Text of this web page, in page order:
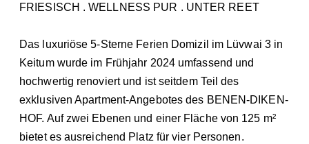
FRIESISCH . WELLNESS PUR . UNTER REET
Das luxuriöse 5-Sterne Ferien Domizil im Lüvwai 3 in
Keitum wurde im Frühjahr 2024 umfassend und
hochwertig renoviert und ist seitdem Teil des
exklusiven Apartment-Angebotes des BENEN-DIKEN-
HOF. Auf zwei Ebenen und einer Fläche von 125 m²
bietet es ausreichend Platz für vier Personen.